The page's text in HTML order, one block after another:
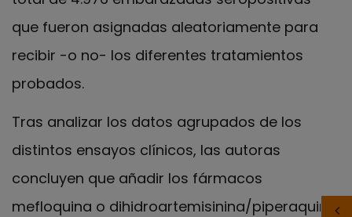
que fueron asignadas aleatoriamente para
recibir -o no- los diferentes tratamientos
probados.
Tras analizar los datos agrupados de los
distintos ensayos clínicos, las autoras
concluyen que añadir los fármacos
mefloquina o dihidroartemisinina/piperaquina